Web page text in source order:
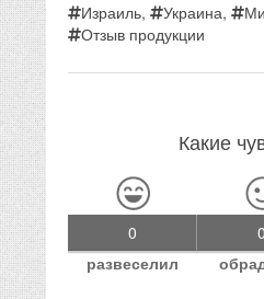
Израиль, Украина,
Отзыв продукции
Какие
0
развеселил
0